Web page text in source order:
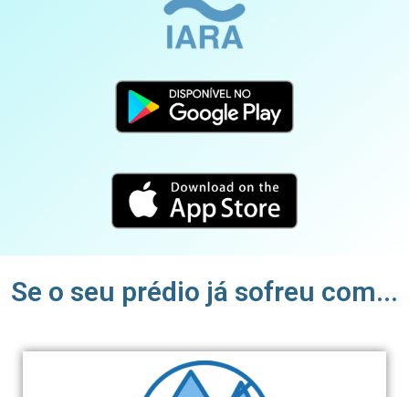
Se o seu prédio já sofreu com...